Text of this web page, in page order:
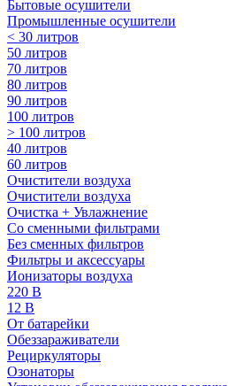
Бытовые осушители
Промышленные осушители
< 30 литров
50 литров
70 литров
80 литров
90 литров
100 литров
> 100 литров
40 литров
60 литров
Очистители воздуха
Очистители воздуха
Очистка + Увлажнение
Cо сменными фильтрами
Без сменных фильтров
Фильтры и аксессуары
Ионизаторы воздуха
220 В
12 В
От батарейки
Обеззараживатели
Рециркуляторы
Озонаторы